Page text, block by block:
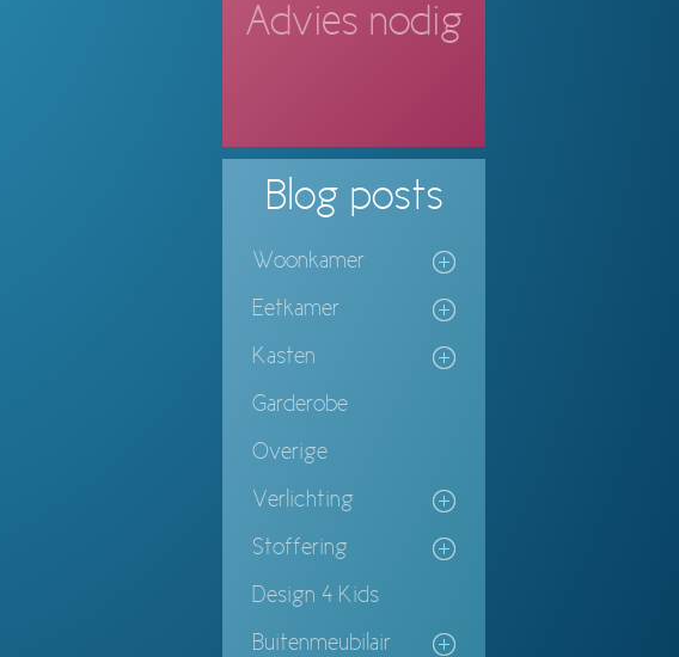
Advies nodig
Blog posts
Woonkamer
Eetkamer
Kasten
Garderobe
Overige
Verlichting
Stoffering
Design 4 Kids
Buitenmeubilair